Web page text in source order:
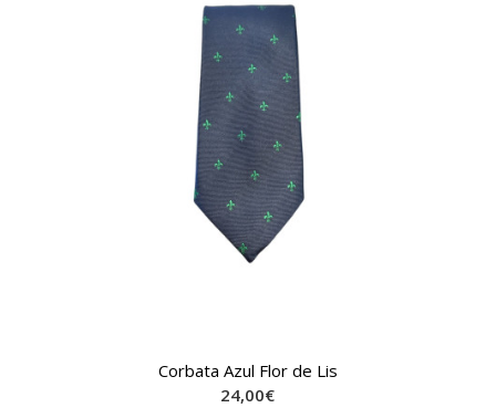
Corbata Azul Flor de Lis
24,00€